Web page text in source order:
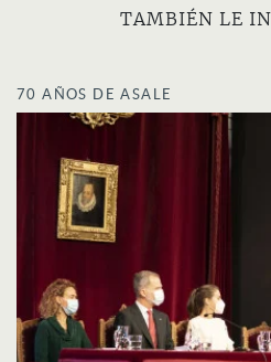
TAMBIÉN LE
70 AÑOS DE ASALE